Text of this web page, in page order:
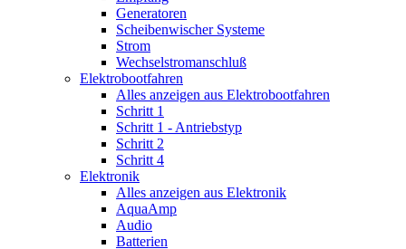
Generatoren
Scheibenwischer Systeme
Strom
Wechselstromanschluß
Elektrobootfahren
Alles anzeigen aus Elektrobootfahren
Schritt 1
Schritt 1 - Antriebstyp
Schritt 2
Schritt 4
Elektronik
Alles anzeigen aus Elektronik
AquaAmp
Audio
Batterien